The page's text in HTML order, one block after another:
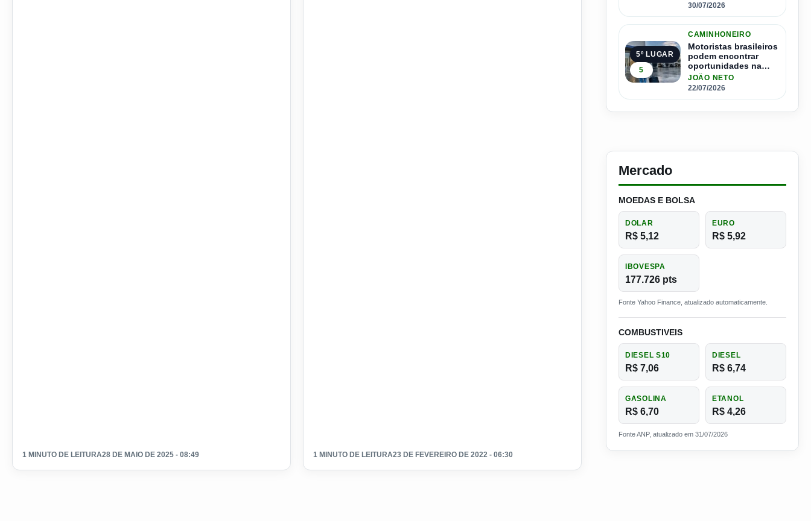
1 MINUTO DE LEITURA28 DE MAIO DE 2025 - 08:49 1 MINUTO DE LEITURA23 DE FEVEREIRO DE 2022 - 06:30
30/07/2026
5º LUGAR
5
CAMINHONEIRO
Motoristas brasileiros
podem encontrar
oportunidades na
Espanha com salários
que passam de R$ 17
JOÃO NETO
22/07/2026
Mercado
MOEDAS E BOLSA
DOLAR
R$ 5,12
EURO
R$ 5,92
IBOVESPA
177.726 pts
Fonte Yahoo Finance, atualizado automaticamente.
COMBUSTIVEIS
DIESEL S10
R$ 7,06
DIESEL
R$ 6,74
GASOLINA
R$ 6,70
ETANOL
R$ 4,26
Fonte ANP, atualizado em 31/07/2026